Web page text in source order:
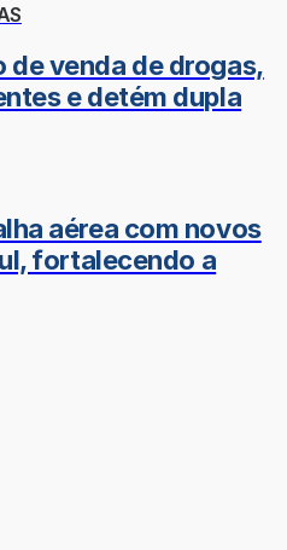
de venda de drogas,
e detém dupla
aérea com novos
fortalecendo a